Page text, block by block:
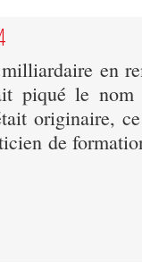
en
piqué le nom
originaire,
de